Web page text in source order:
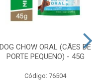
DOG CHOW ORAL (CÃES DE
PORTE PEQUENO) - 45G
Código: 76504